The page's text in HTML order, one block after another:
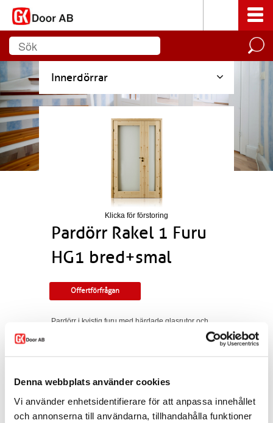
Denna webbplats använder cookies
Vi använder enhetsidentifierare för att anpassa innehållet
och annonserna till användarna, tillhandahålla funktioner
Innerdörrar
Klicka för förstoring
Pardörr Rakel 1 Furu
HG1 bred+smal
Offertförfrågan
Pardörr i kvistig furu med härdade glasrutor och
gammal standard, tappbärande gångjärn, valfri
kulör, egna idéer. Modellen finns som enkeldörr,
pardörr i lika eller olika delning, skjutdörr samt
parskjutdörr.